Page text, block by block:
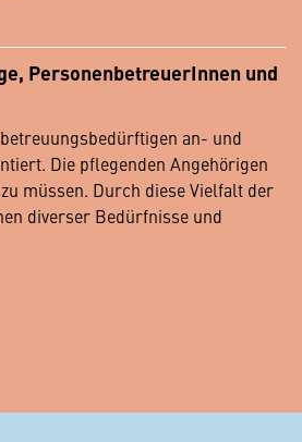
PersonenbetreuerInnen und
an- und
Die pflegenden Angehörigen
müssen. Durch diese Vielfalt der
diverser Bedürfnisse und